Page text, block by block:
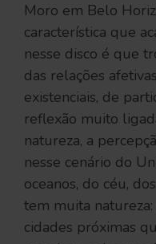
Moro em Belo
característica que
nesse disco é que
das relações
existenciais, de
reflexão muito
natureza, a
nesse cenário do
oceanos, do céu,
tem muita natureza:
cidades próximas